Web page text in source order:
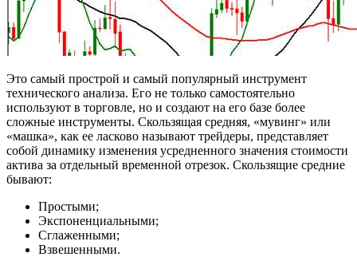
Это самый прострой и самый популярный инструмент
технического анализа. Его не только самостоятельно
используют в торговле, но и создают на его базе более
сложные инструменты. Скользящая средняя, «мувинг» или
«машка», как ее ласково называют трейдеры, представляет
собой динамику изменения усредненного значения стоимости
актива за отдельный временной отрезок. Скользящие средние
бывают:
Простыми;
Экспоненциальными;
Сглаженными;
Взвешенными.